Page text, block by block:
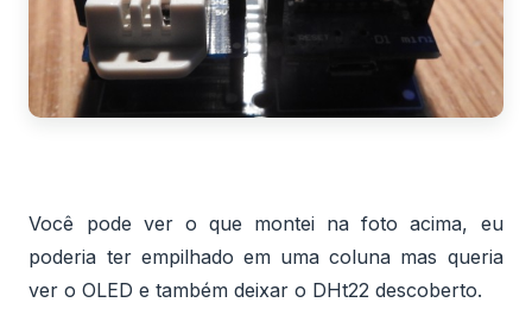
Você pode ver o que montei na foto acima, eu
poderia ter empilhado em uma coluna mas queria
ver o OLED e também deixar o DHt22 descoberto.